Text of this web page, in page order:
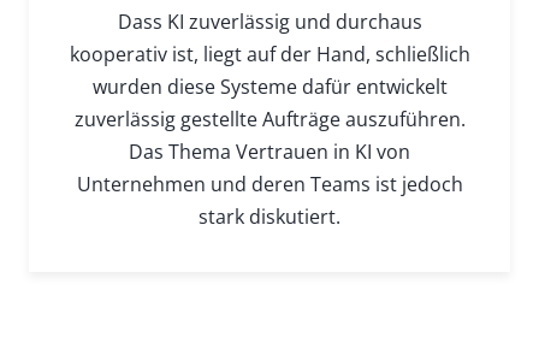
Dass KI zuverlässig und durchaus
kooperativ ist, liegt auf der Hand, schließlich
wurden diese Systeme dafür entwickelt
zuverlässig gestellte Aufträge auszuführen.
Das Thema Vertrauen in KI von
Unternehmen und deren Teams ist jedoch
stark diskutiert.